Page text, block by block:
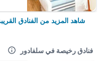
شاهد المزيد من الفنادق
فنادق رخيصة في سلفادور